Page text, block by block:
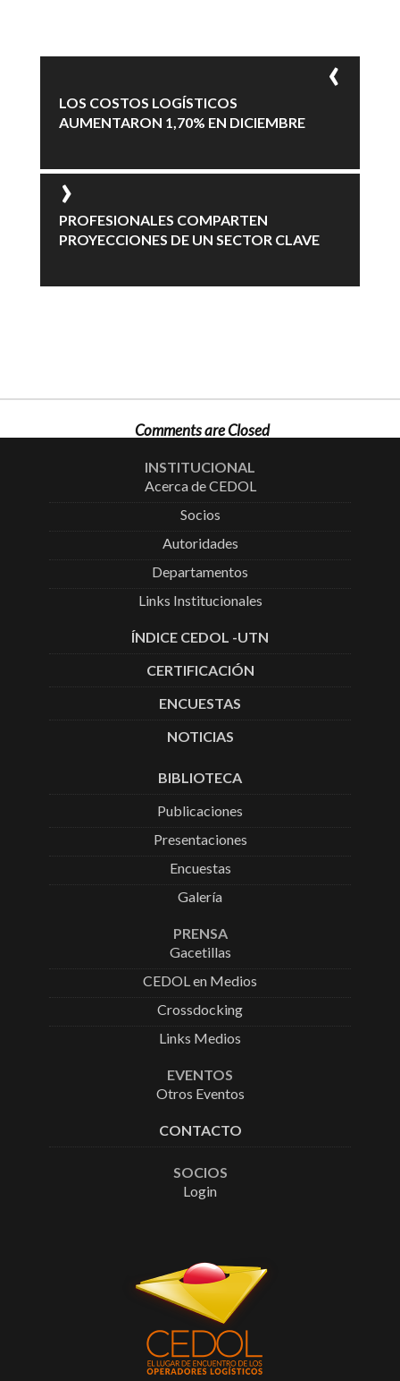
LOS COSTOS LOGÍSTICOS
AUMENTARON 1,70% EN DICIEMBRE
PROFESIONALES COMPARTEN
PROYECCIONES DE UN SECTOR CLAVE
Comments are Closed
INSTITUCIONAL
Acerca de CEDOL
Socios
Autoridades
Departamentos
Links Institucionales
ÍNDICE CEDOL -UTN
CERTIFICACIÓN
ENCUESTAS
NOTICIAS
BIBLIOTECA
Publicaciones
Presentaciones
Encuestas
Galería
PRENSA
Gacetillas
CEDOL en Medios
Crossdocking
Links Medios
EVENTOS
Otros Eventos
CONTACTO
SOCIOS
Login